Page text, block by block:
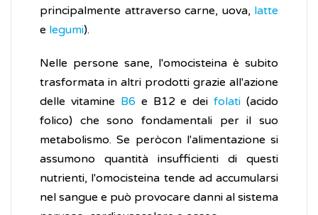
principalmente attraverso carne, uova, latte
e legumi).
Nelle persone sane, l'omocisteina è subito
trasformata in altri prodotti grazie all'azione
delle vitamine B6 e B12 e deifolati (acido
folico) che sono fondamentali per il suo
metabolismo. Se peròcon l'alimentazione si
assumono quantità insufficienti di questi
nutrienti, l'omocisteina tende ad accumularsi
nel sangue e può provocare danni al sistema